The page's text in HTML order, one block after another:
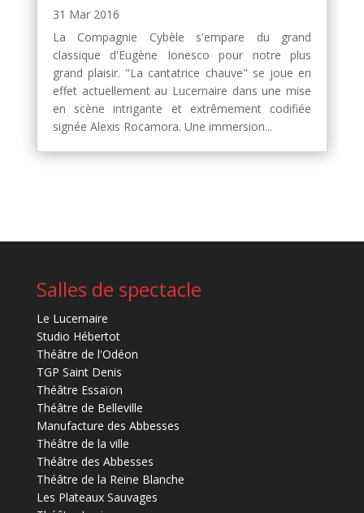
31 Mar 2016
La Compagnie Cybèle s'empare du grand
classique d'Eugène Ionesco pour notre plus
grand plaisir. "La cantatrice chauve" se joue en
effet actuellement au Lucernaire dans une mise
en scène intrigante et extrêmement codifiée
signée Alexis Rocamora. Une immersion...
Salles de spectacle
Le Lucernaire
Studio Hébertot
Théâtre de l'Odéon
TGP Saint Denis
Théâtre Essaïon
Théâtre de Belleville
Manufacture des Abbesses
Théâtre de la ville
Théâtre des Abbesses
Théâtre de la Reine Blanche
Les Plateaux Sauvages